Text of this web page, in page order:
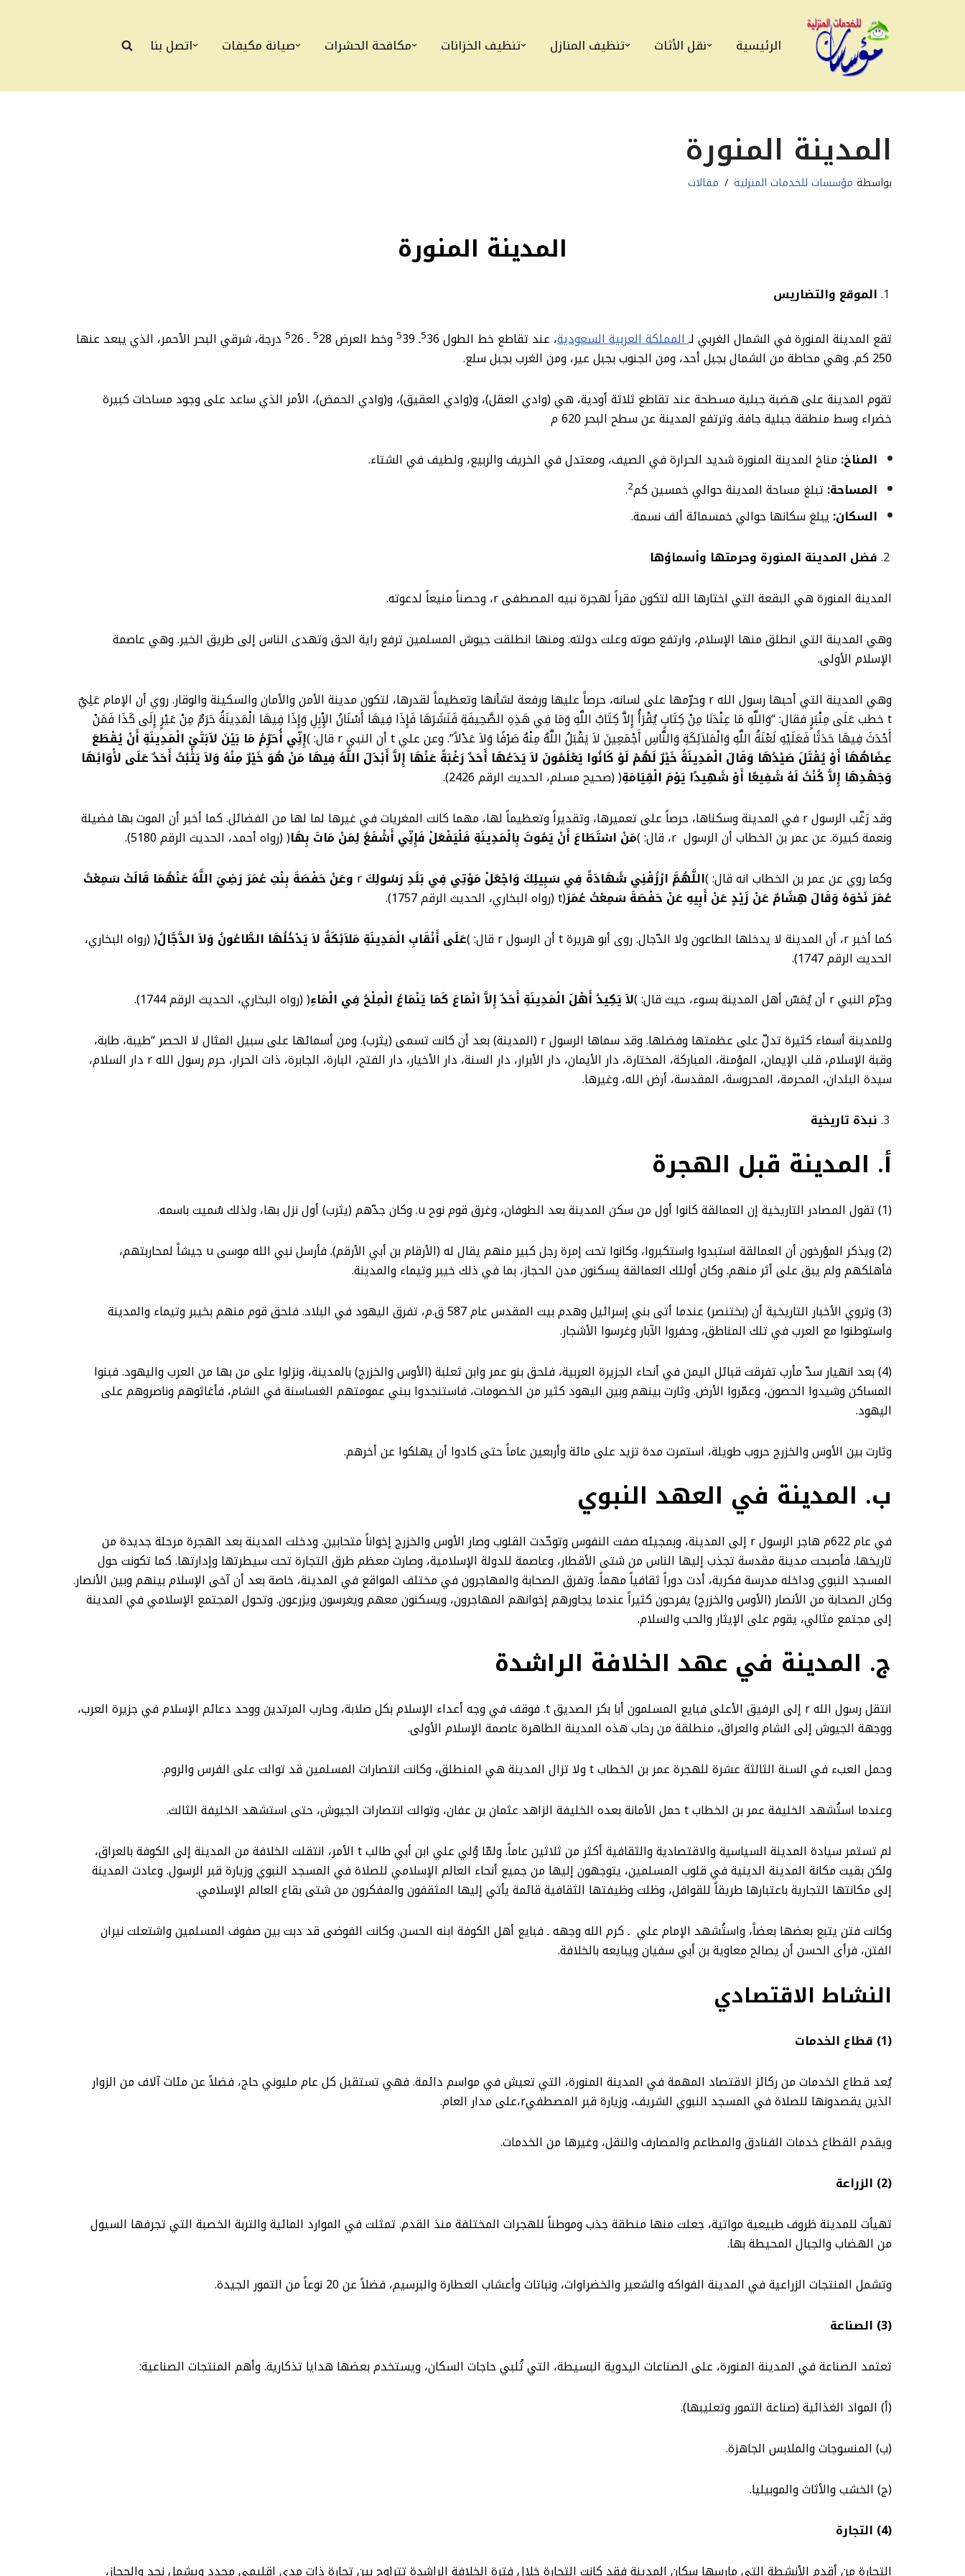
الرئيسية نقل الأثاث تنظيف المنازل تنظيف الخزانات مكافحة الحشرات صيانة مكيفات اتصل بنا
المدينة المنورة
بواسطة مؤسسات للخدمات المنزلية مقالات
المدينة المنورة
الموقع والتضاريس
تقع المدينة المنورة في الشمال الغربي لـالمملكة العربية السعودية، عند تقاطع خط الطول36ـ 539 وخط العرض 528 ـ 5 26 درجة، شرقي البحر الأحمر، الذي يبعد عنها
250 كم. وهي محاطة من الشمال بجبل أحد، ومن الجنوب بجبل عير، ومن الغرب بجبل سلع.
تقوم المدينة على هضبة جبلية مسطحة عند تقاطع ثلاثة أودية، هي (وادي العقل)، و(وادي العقيق)، و(وادي الحمض)، الأمر الذي ساعد على وجود مساحات كبيرة
خضراء وسط منطقة جبلية جافة. وترتفع المدينة عن سطح البحر 620 م
المناخ: مناخ المدينة المنورة شديد الحرارة في الصيف، ومعتدل في الخريف والربيع، ولطيف في الشتاء.
المساحة: تبلغ مساحة المدينة حوالي خمسين كم2
.
السكان: يبلغ سكانها حوالي خمسمائة ألف نسمة.
فضل المدينة المنورة وحرمتها وأسماؤها
المدينة المنورة هي البقعة التي اختارها الله لتكون مقراً لهجرة نبيه المصطفى r، وحصناً منيعاً لدعوته.
وهي المدينة التي انطلق منها الإسلام، وارتفع صوته وعلت دولته. ومنها انطلقت جيوش المسلمين ترفع راية الحق وتهدى الناس إلى طريق الخير. وهي عاصمة
الإسلام الأولى.
وهي المدينة التي أحبها رسول الله r وحرّمها على لسانه، حرصاً عليها ورفعة لشأنها وتعظيماً لقدرها، لتكون مدينة الأمن والأمان والسكينة والوقار. روي أن الإمام عَلِيٌ
t خطب عَلَى مِنْبَرٍ فقال: “وَاللَّهِ مَا عِنْدَنَا مِنْ كِتَابٍ يُقْرَأُ إِلاَّ كِتَابُ اللَّهِ وَمَا فِي هَذِهِ الصَّحِيفَةِ فَنَشَرَهَا فَإِذَا فِيهَا أَسْنَانُ الإِْبِلِ وَإِذَا فِيهَا الْمَدِينَةُ حَرَمٌ مِنْ عَيْرٍ
إِلَى كَذَا فَمَنْ
أَحْدَثَ فِيهَا حَدَثًا فَعَلَيْهِ لَعْنَةُ اللَّهِ وَالْمَلاَئِكَةِ وَالنَّاسِ أَجْمَعِينَ لاَ يَقْبَلُ اللَّهُ مِنْهُ صَرْفًا وَلاَ عَدْلاً”. وعن علي t أن النبي r قال: )
إِنِّي أُحَرِّمُ مَا بَيْنَ لاَبَتَيْ الْمَدِينَةِ أَنْ يُقْطَعَ
عِضَاهُهَا أَوْ يُقْتَلَ صَيْدُهَا وَقَالَ الْمَدِينَةُ خَيْرٌ لَهُمْ لَوْ كَانُوا يَعْلَمُونَ لاَ يَدَعُهَا أَحَدٌ رَغْبَةً عَنْهَا إِلاَّ أَبْدَلَ اللَّهُ فِيهَا مَنْ هُوَ خَيْرٌ مِنْهُ وَلاَ يَثْبُتُ أَحَدٌ عَلَى لأْوَائِهَا
وَجَهْدِهَا إِلاَّ كُنْتُ لَهُ شَفِيعًا أَوْ شَهِيدًا يَوْمَ الْقِيَامَةِ( (صحيح مسلم، الحديث الرقم 2426).
وقد رَغّب الرسول r في المدينة وسكناها، حرصاً على تعميرها، وتقديراً وتعظيماً لها، مهما كانت المغريات في غيرها لما لها من الفضائل. كما أخبر أن الموت بها فضيلة
ونعمة كبيرة. عن عمر بن الخطاب أن الرسول r، قال: )
مَنْ اسْتَطَاعَ أَنْ يَمُوتَ بِالْمَدِينَةِ فَلْيَفْعَلْ فَإِنِّي أَشْفَعُ لِمَنْ مَاتَ بِهَا( (رواه أحمد، الحديث الرقم 5180).
وكما روي عن عمر بن الخطاب انه قال: )اللَّهُمَّ ارْزُقْنِي شَهَادَةً فِي سَبِيلِكَ وَاجْعَلْ مَوْتِي فِي بَلَدِ رَسُولِكَr وعَنْ حَفْصَةَ بِنْتِ عُمَرَ رَضِيَ اللَّهُ عَنْهُمَا قَالَتْ سَمِعْتُ
عُمَرَ نَحْوَهُ وَقَالَ هِشَامٌ عَنْ زَيْدٍ عَنْ أَبِيهِ عَنْ حَفْصَةَ سَمِعْتُ عُمَرَ(t (رواه البخاري، الحديث الرقم 1757).
كما أخبر r، أن المدينة لا يدخلها الطاعون ولا الدّجال. روى أبو هريرة t أن الرسول r قال: )
عَلَى أَنْقَابِ الْمَدِينَةِ مَلاَئِكَةٌ لاَ يَدْخُلُهَا الطَّاعُونُ وَلاَ الدَّجَّالُ( (رواه البخاري،
الحديث الرقم 1747).
وحرّم النبي r أن يُمَسّ أهل المدينة بسوء، حيث قال: )
لاَ يَكِيدُ أَهْلَ الْمَدِينَةِ أَحَدٌ إِلاَّ انْمَاعَ كَمَا يَنْمَاعُ الْمِلْحُ فِي الْمَاءِ( (رواه البخاري، الحديث الرقم 1744).
وللمدينة أسماء كثيرة تدلّ على عظمتها وفضلها. وقد سماها الرسول r (المدينة) بعد أن كانت تسمى (يثرب). ومن أسمائها على سبيل المثال لا الحصر “طيبة، طابة،
وقبة الإسلام، قلب الإيمان، المؤمنة، المباركة، المختارة، دار الأيمان، دار الأبرار، دار السنة، دار الأخيار، دار الفتح، البارة، الجابرة، ذات الحرار، حرم رسول الله r دار السلام،
سيدة البلدان، المحرمة، المحروسة، المقدسة، أرض الله، وغيرها.
نبذة تاريخية
أ. المدينة قبل الهجرة
(1) تقول المصادر التاريخية إن العمالقة كانوا أول من سكن المدينة بعد الطوفان، وغرق قوم نوح u. وكان جدّهم (يثرب) أول نزل بها، ولذلك سُميت باسمه.
(2) ويذكر المؤرخون أن العمالقة استبدوا واستكبروا، وكانوا تحت إمرة رجل كبير منهم يقال له (الأرقام بن أبي الأرقم). فأرسل نبي الله موسى u جيشاً لمحاربتهم،
فأهلكهم ولم يبق على أثر منهم. وكان أولئك العمالقة يسكنون مدن الحجاز، بما في ذلك خيبر وتيماء والمدينة.
(3) وتروي الأخبار التاريخية أن (بختنصر)
عندما أتى بني إسرائيل وهدم بيت المقدس عام 587 ق.م، تفرق اليهود في البلاد. فلحق قوم منهم بخيبر وتيماء والمدينة
واستوطنوا مع العرب في تلك المناطق، وحفروا الآبار وغرسوا الأشجار.
(4) بعد انهيار سدّ مأرب تفرقت قبائل اليمن في أنحاء الجزيرة العربية، فلحق بنو عمر وابن ثعلبة (الأوس والخزرج) بالمدينة، ونزلوا على من بها من العرب واليهود. فبنوا
المساكن وشيدوا الحصون، وعمّروا الأرض. وثارت بينهم وبين اليهود كثير من الخصومات، فاستنجدوا ببني عمومتهم الغساسنة في الشام، فأغاثوهم وناصروهم على
اليهود.
وثارت بين الأوس والخزرج حروب طويلة، استمرت مدة تزيد على مائة وأربعين عاماً حتى كادوا أن يهلكوا عن أخرهم.
ب. المدينة في العهد النبوي
في عام 622م هاجر الرسول r إلى المدينة، وبمجيئه صفت النفوس وتوحّدت القلوب وصار الأوس والخزرج إخواناً متحابين. ودخلت المدينة بعد الهجرة مرحلة جديدة من
تاريخها. فأصبحت مدينة مقدسة تجذب إليها الناس من شتى الأقطار، وعاصمة للدولة الإسلامية، وصارت معظم طرق التجارة تحت سيطرتها وإدارتها. كما تكونت حول
المسجد النبوي وداخله مدرسة فكرية، أدت دوراً ثقافياً مهماً. وتفرق الصحابة والمهاجرون في مختلف المواقع في المدينة، خاصة بعد أن آخى الإسلام بينهم وبين الأنصار.
وكان الصحابة من الأنصار (الأوس والخزرج) يفرحون كثيراً عندما يجاورهم إخوانهم المهاجرون، ويسكنون معهم ويغرسون ويزرعون. وتحول المجتمع الإسلامي في المدينة
إلى مجتمع مثالي، يقوم على الإيثار والحب والسلام.
ج. المدينة في عهد الخلافة الراشدة
انتقل رسول الله r إلى الرفيق الأعلى فبايع المسلمون أبا بكر الصديق t. فوقف في وجه أعداء الإسلام بكل صلابة، وحارب المرتدين ووحد دعائم الإسلام في جزيرة العرب،
ووجهة الجيوش إلى الشام والعراق، منطلقة من رحاب هذه المدينة الطاهرة عاصمة الإسلام الأولى.
وحمل العبء في السنة الثالثة عشرة للهجرة عمر بن الخطاب t ولا تزال المدينة هي المنطلق، وكانت انتصارات المسلمين قد توالت على الفرس والروم.
وعندما استُشهد الخليفة عمر بن الخطاب t حمل الأمانة بعده الخليفة الزاهد عثمان بن عفان، وتوالت انتصارات الجيوش، حتى استشهد الخليفة الثالث.
لم تستمر سيادة المدينة السياسية والاقتصادية والثقافية أكثر من ثلاثين عاماً. ولمّا وُلي علي ابن أبي طالب t الأمر، انتقلت الخلافة من المدينة إلى الكوفة بالعراق،
ولكن بقيت مكانة المدينة الدينية في قلوب المسلمين، يتوجهون إليها من جميع أنحاء العالم الإسلامي للصلاة في المسجد النبوي وزيارة قبر الرسول. وعادت المدينة
إلى مكانتها التجارية باعتبارها طريقاً للقوافل، وظلت وظيفتها الثقافية قائمة يأتي إليها المثقفون والمفكرون من شتى بقاع العالم الإسلامي.
وكانت فتن يتبع بعضها بعضاً، واستُشهد الإمام علي ـ كرم الله وجهه ـ فبايع أهل الكوفة ابنه الحسن. وكانت الفوضى قد دبت بين صفوف المسلمين واشتعلت نيران
الفتن، فرأى الحسن أن يصالح معاوية بن أبي سفيان ويبايعه بالخلافة.
النشاط الاقتصادي
(1) قطاع الخدمات
يُعد قطاع الخدمات من ركائز الاقتصاد المهمة في المدينة المنورة، التي تعيش في مواسم دائمة. فهي تستقبل كل عام مليوني حاج، فضلاً عن مئات آلاف من الزوار
الذين يقصدونها للصلاة في المسجد النبوي الشريف، وزيارة قبر المصطفيr،على مدار العام.
ويقدم القطاع خدمات الفنادق والمطاعم والمصارف والنقل، وغيرها من الخدمات.
(2) الزراعة
تهيأت للمدينة ظروف طبيعية مواتية، جعلت منها منطقة جذب وموطناً للهجرات المختلفة منذ القدم. تمثلت في الموارد المائية والتربة الخصبة التي تجرفها السيول
من الهضاب والجبال المحيطة بها.
وتشمل المنتجات الزراعية في المدينة الفواكه والشعير والخضراوات، ونباتات وأعشاب العطارة والبرسيم، فضلاً عن 20 نوعاً من التمور الجيدة.
(3) الصناعة
تعتمد الصناعة في المدينة المنورة، على الصناعات اليدوية البسيطة، التي تُلبي حاجات السكان، ويستخدم بعضها هدايا تذكارية. وأهم المنتجات الصناعية:
(أ) المواد الغذائية (صناعة التمور وتعليبها).
(ب) المنسوجات والملابس الجاهزة.
(ج) الخشب والأثاث والموبيليا.
(4) التجارة